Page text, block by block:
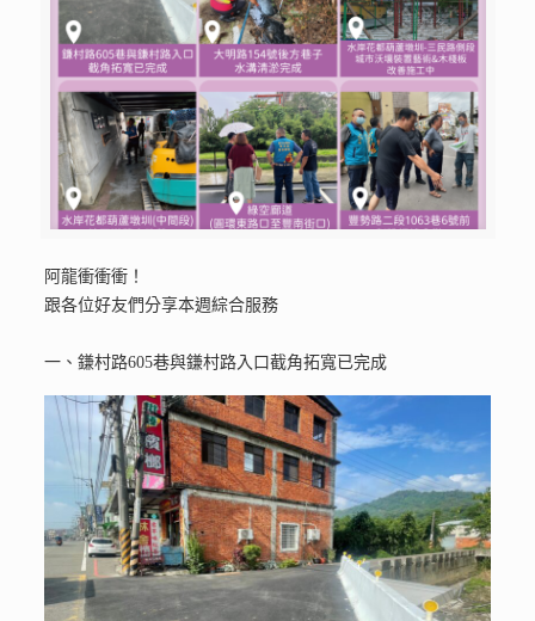
阿龍衝衝衝！
跟各位好友們分享本週綜合服務
一、鎌村路605巷與鎌村路入口截角拓寬已完成